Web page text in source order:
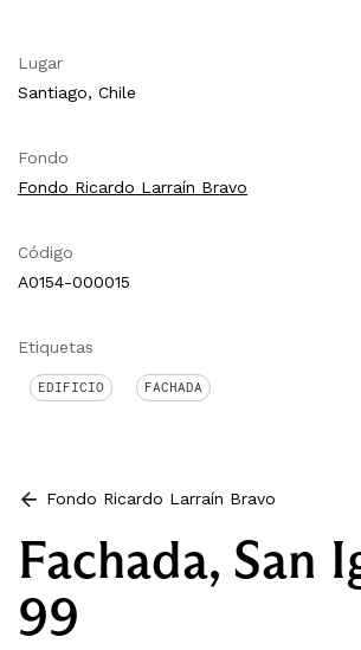
Lugar
Santiago, Chile
Fondo
Fondo Ricardo Larraín Bravo
Código
A0154-000015
Etiquetas
EDIFICIO FACHADA
Fondo Ricardo Larraín Bravo
Fachada, San
99